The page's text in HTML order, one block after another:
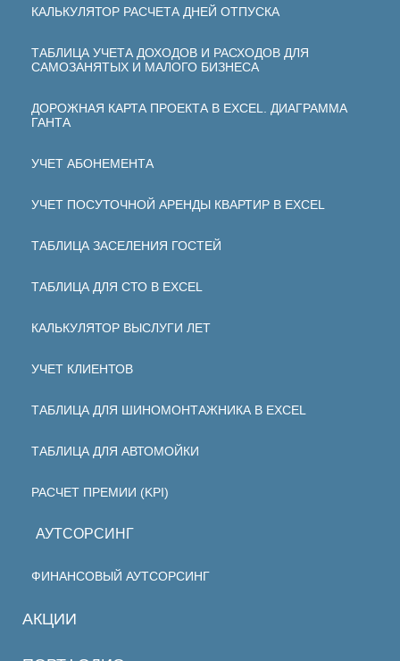
КАЛЬКУЛЯТОР РАСЧЕТА ДНЕЙ ОТПУСКА
ТАБЛИЦА УЧЕТА ДОХОДОВ И РАСХОДОВ ДЛЯ
САМОЗАНЯТЫХ И МАЛОГО БИЗНЕСА
ДОРОЖНАЯ КАРТА ПРОЕКТА В EXCEL. ДИАГРАММА
ГАНТА
УЧЕТ АБОНЕМЕНТА
УЧЕТ ПОСУТОЧНОЙ АРЕНДЫ КВАРТИР В EXCEL
ТАБЛИЦА ЗАСЕЛЕНИЯ ГОСТЕЙ
ТАБЛИЦА ДЛЯ СТО В EXCEL
КАЛЬКУЛЯТОР ВЫСЛУГИ ЛЕТ
УЧЕТ КЛИЕНТОВ
ТАБЛИЦА ДЛЯ ШИНОМОНТАЖНИКА В EXCEL
ТАБЛИЦА ДЛЯ АВТОМОЙКИ
РАСЧЕТ ПРЕМИИ (KPI)
АУТСОРСИНГ
ФИНАНСОВЫЙ АУТСОРСИНГ
АКЦИИ